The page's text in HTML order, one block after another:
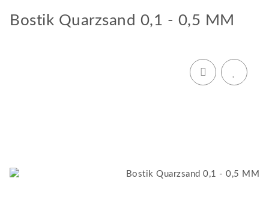
Bostik Quarzsand 0,1 - 0,5 MM